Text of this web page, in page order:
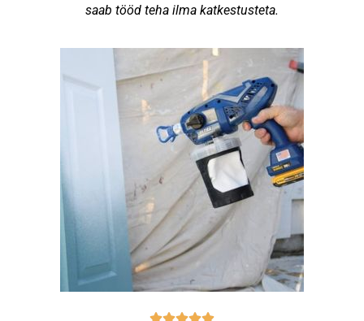
saab tööd teha ilma katkestusteta.